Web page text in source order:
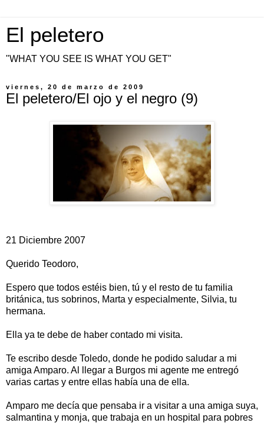
El peletero
"WHAT YOU SEE IS WHAT YOU GET"
viernes, 20 de marzo de 2009
El peletero/El ojo y el negro (9)
21 Diciembre 2007
Querido Teodoro,
Espero que todos estéis bien, tú y el resto de tu familia
británica, tus sobrinos, Marta y especialmente, Silvia, tu
hermana.
Ella ya te debe de haber contado mi visita.
Te escribo desde Toledo, donde he podido saludar a mi
amiga Amparo. Al llegar a Burgos mi agente me entregó
varias cartas y entre ellas había una de ella.
Amparo me decía que pensaba ir a visitar a una amiga suya,
salmantina y monja, que trabaja en un hospital para pobres